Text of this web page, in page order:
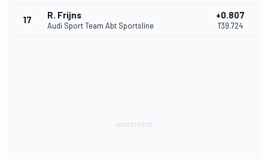
17 R. Frijns
Audi Sport Team Abt Sportsline
+0.807
1'39.724